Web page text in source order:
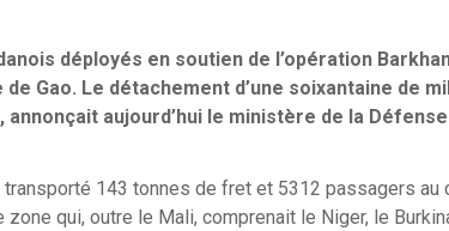
déployés en soutien de l’opération
Gao. Le détachement d’une soixantaine de
annonçait aujourd’hui le ministère de la
transporté 143 tonnes de fret et 5312 passagers au
qui, outre le Mali, comprenait le Niger, le